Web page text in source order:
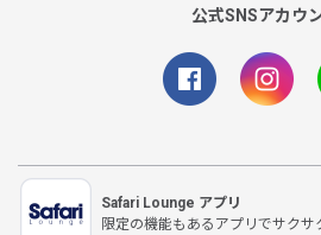
公式SNSアカウ
Safari Lounge アプリ
限定の機能もあるアプリでサクサ